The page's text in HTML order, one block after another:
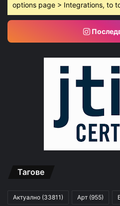
options page > Integrations, to
Тагове
Актуално (33811) Арт (955)